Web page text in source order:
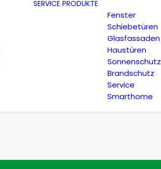
SERVICE PRODUKTE
Fenster
Schiebetüren
Glasfassaden
Haustüren
Sonnenschutz
Brandschutz
Service
Smarthome